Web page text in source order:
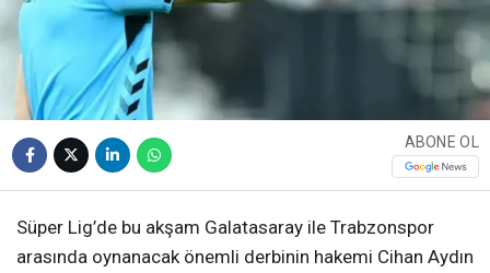
ABONE OL
Süper Lig’de bu akşam Galatasaray ile Trabzonspor
arasında oynanacak önemli derbinin hakemi Cihan Aydın